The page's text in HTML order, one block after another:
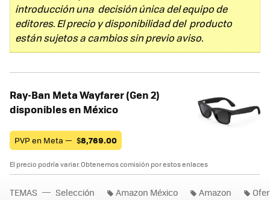
introducción una decisión única del equipo de
editores. El precio y disponibilidad del producto
están sujetos a cambios sin previo aviso.
Ray-Ban Meta Wayfarer (Gen 2)
disponibles en México
PVP en Meta — $8,769.00
El precio podría variar. Obtenemos comisión por estos enlaces
TEMAS Selección Amazon México Amazon